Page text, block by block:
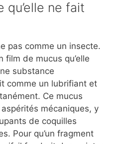
qu’elle ne fait
pas comme un insecte.
film de mucus qu’elle
substance
comme un lubrifiant et
Ce mucus
mécaniques, y
de coquilles
Pour qu’un fragment